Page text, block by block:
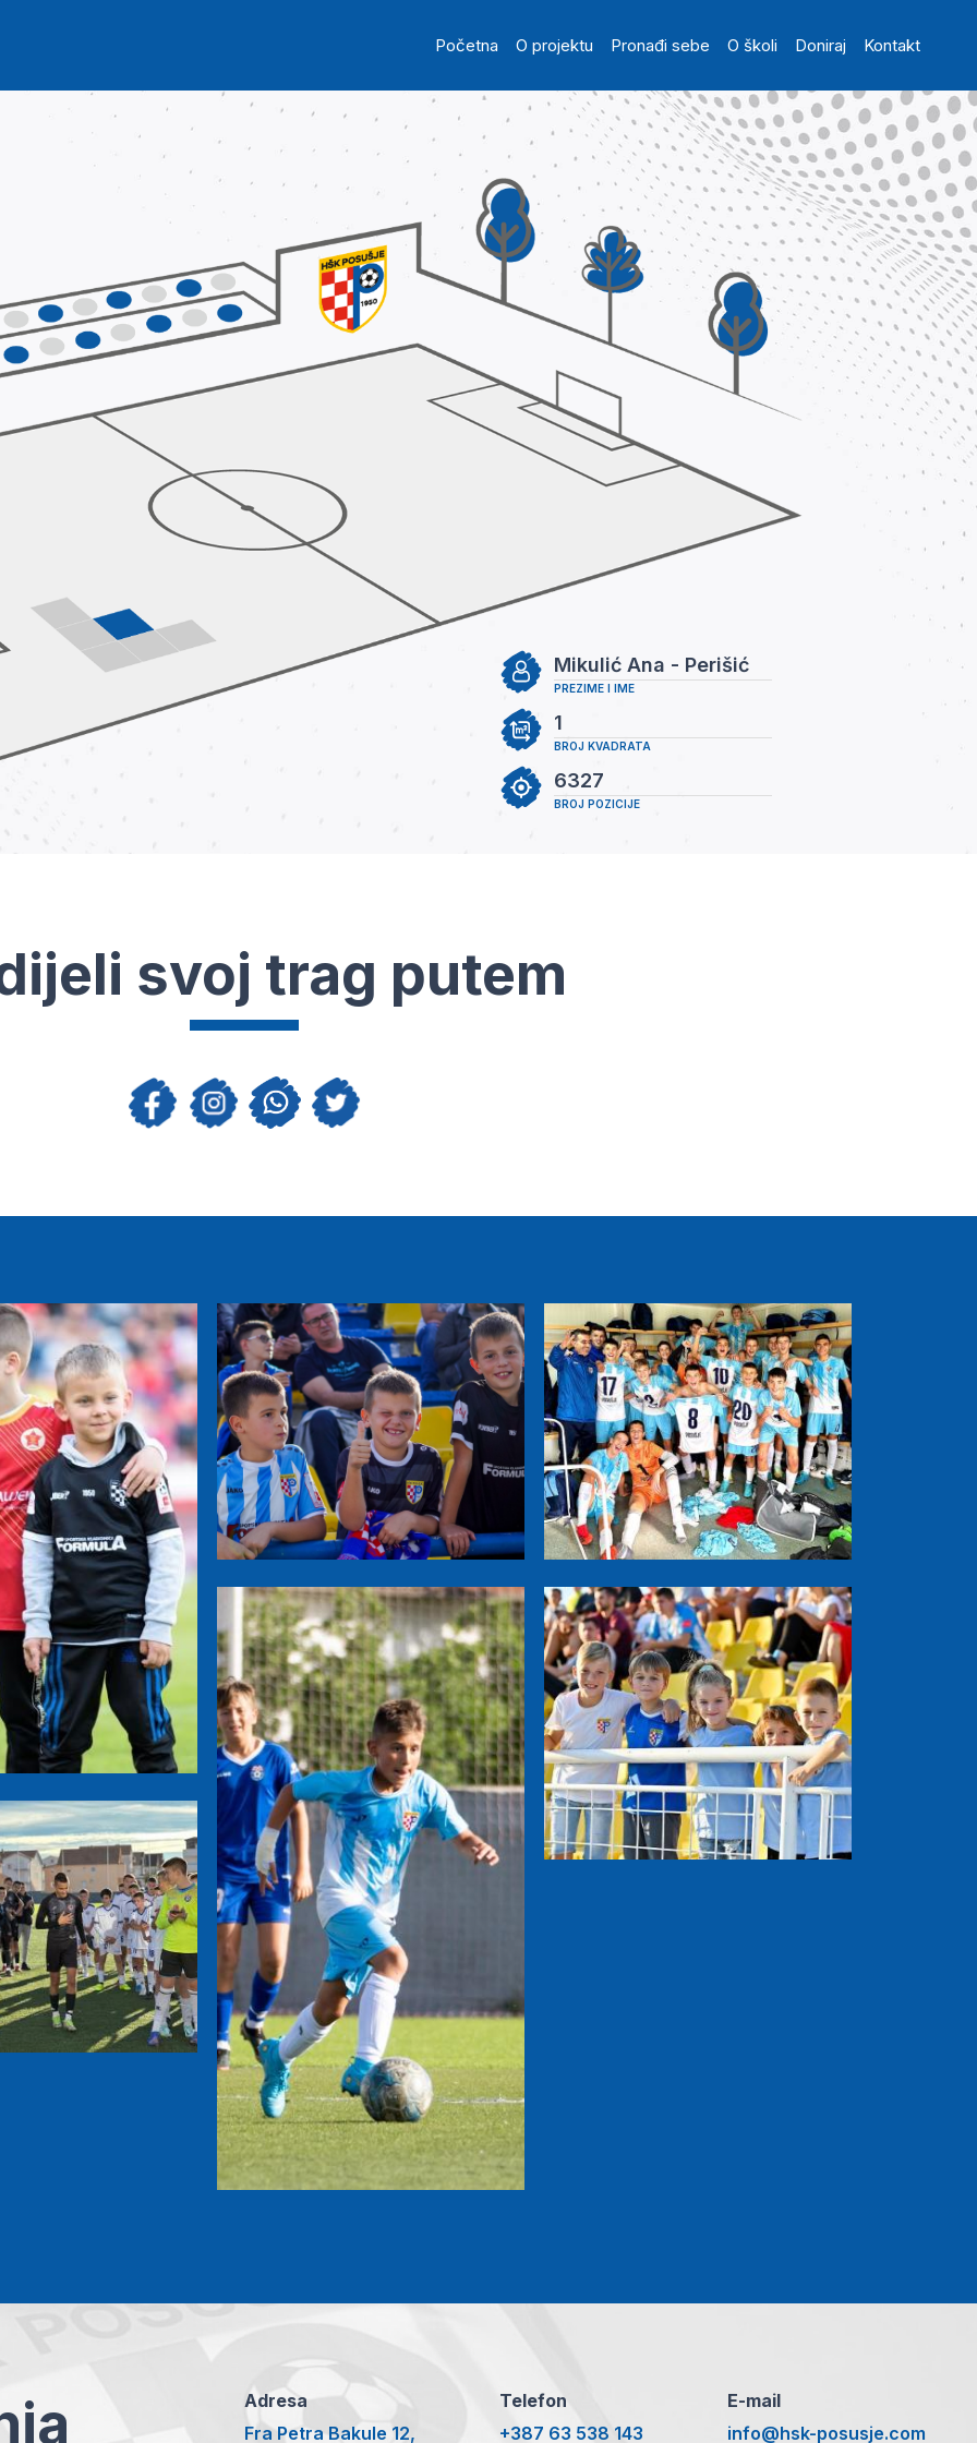
Main navigation
Početna O projektu Pronađi sebe O školi Doniraj Kontakt
PREZIME I IME
Mikulić Ana - Perišić
BROJ KVADRATA
1
BROJ POZICIJE
6327
svoj trag putem
Adresa
Fra Petra Bakule 12,
Telefon
+387 63 538 143
E-mail
info@hsk-posusje.com